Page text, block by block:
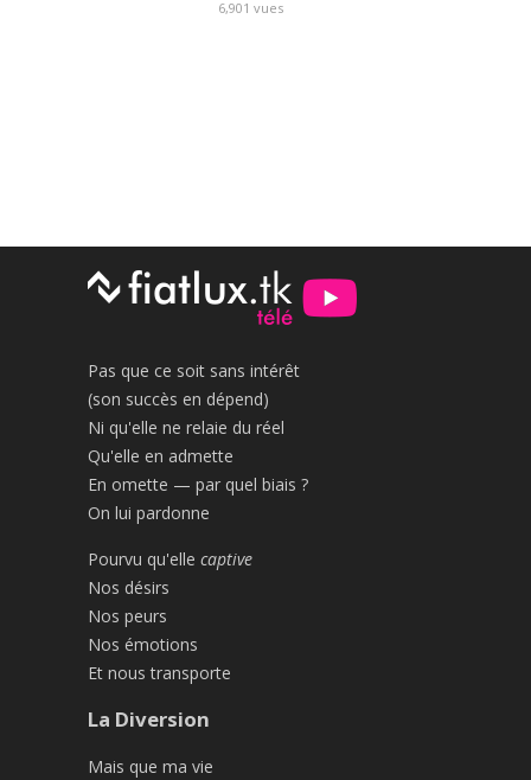
6,901 vues
Pas que ce soit sans intérêt
(son succès en dépend)
Ni qu'elle ne relaie du réel
Qu'elle en admette
En omette — par quel biais ?
On lui pardonne
Pourvu qu'elle captive
Nos désirs
Nos peurs
Nos émotions
Et nous transporte
La Diversion
Mais que ma vie